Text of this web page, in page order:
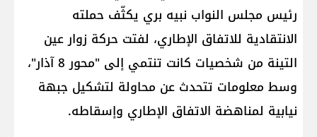
رئيس مجلس النواب نبيه بري يكثّف حملته
الانتقادية للاتفاق الإطاري، لفتت حركة زوار عين
التينة من شخصيات كانت تنتمي إلى "محور 8 آذار"،
وسط معلومات تتحدث عن محاولة لتشكيل جبهة
نيابية لمناهضة الاتفاق الإطاري وإسقاطه.